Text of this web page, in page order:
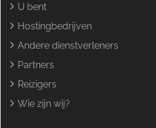
U bent
Hostingbedrijven
Andere dienstverleners
Partners
Reizigers
Wie zijn wij?